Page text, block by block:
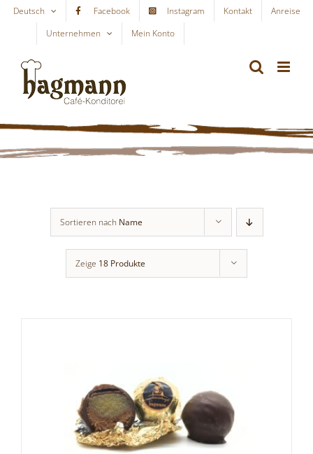
Skip
content
Deutsch Facebook Instagram Kontakt
Anreise
Unternehmen
Mein Konto
Sortieren nach Name
Zeige 18 Produkte